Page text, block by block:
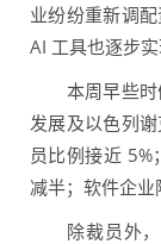
业纷纷重新调
AI 工具也逐步实
本周早些时
发展及以色列
员比例接近
减半；软件企业
除裁员外，